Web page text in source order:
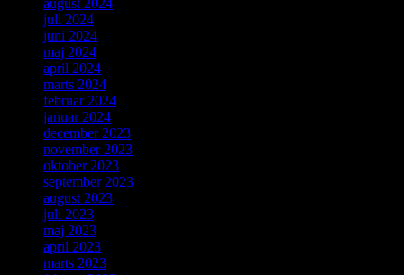
juli 2024
juni 2024
maj 2024
april 2024
marts 2024
februar 2024
januar 2024
december 2023
november 2023
oktober 2023
september 2023
august 2023
juli 2023
maj 2023
april 2023
marts 2023